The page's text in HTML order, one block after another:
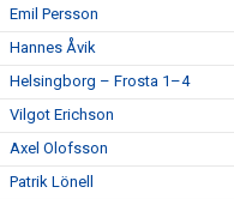
Emil Persson
Hannes Åvik
Helsingborg – Frosta 1–4
Vilgot Erichson
Axel Olofsson
Patrik Lönell